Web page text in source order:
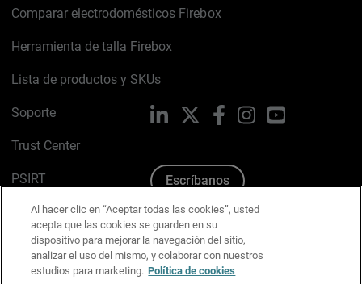
Comparar electrodomésticos Firebox
Herramienta de talla Firebox
Lista de productos y SKUs
Soporte
Trust Center
PSIRT
Política de cookies
Política de privacidad
Kit de medios y marca
LinkedIn FacebookInstagramYouTube
Escríbanos
Al hacer clic en “Aceptar todas las cookies”, usted
acepta que las cookies se guarden en su
dispositivo para mejorar la navegación del sitio,
analizar el uso del mismo, y colaborar con nuestros
estudios para marketing. Política de cookies